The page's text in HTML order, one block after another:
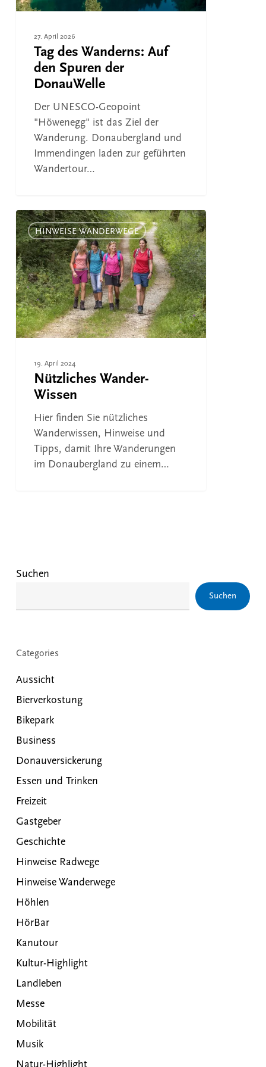
27. April 2026
Tag des Wanderns: Auf
den Spuren der
DonauWelle
Der UNESCO-Geopoint
"Höwenegg" ist das Ziel der
Wanderung. Donaubergland und
Immendingen laden zur geführten
Wandertour…
Nützliches
Wander-
Wissen
HINWEISE WANDERWEGE
19. April 2024
Nützliches Wander-
Wissen
Hier finden Sie nützliches
Wanderwissen, Hinweise und
Tipps, damit Ihre Wanderungen
im Donaubergland zu einem…
Suchen
Suchen
Categories
Aussicht
Bierverkostung
Bikepark
Business
Donauversickerung
Essen und Trinken
Freizeit
Gastgeber
Geschichte
Hinweise Radwege
Hinweise Wanderwege
Höhlen
HörBar
Kanutour
Kultur-Highlight
Landleben
Messe
Mobilität
Musik